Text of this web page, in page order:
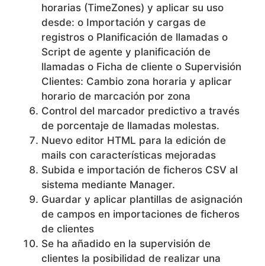
horarias (TimeZones) y aplicar su uso
desde: o Importación y cargas de
registros o Planificación de llamadas o
Script de agente y planificación de
llamadas o Ficha de cliente o Supervisión
Clientes: Cambio zona horaria y aplicar
horario de marcación por zona
Control del marcador predictivo a través
de porcentaje de llamadas molestas.
Nuevo editor HTML para la edición de
mails con características mejoradas
Subida e importación de ficheros CSV al
sistema mediante Manager.
Guardar y aplicar plantillas de asignación
de campos en importaciones de ficheros
de clientes
Se ha añadido en la supervisión de
clientes la posibilidad de realizar una